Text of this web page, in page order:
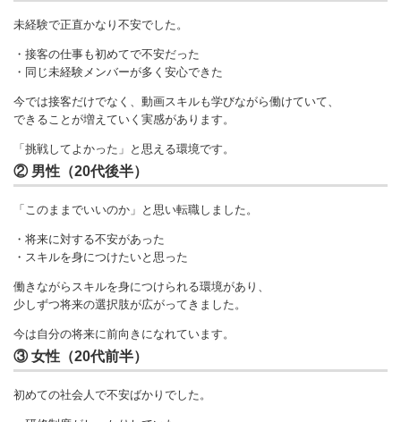
未経験で正直かなり不安でした。
・接客の仕事も初めてで不安だった
・同じ未経験メンバーが多く安心できた
今では接客だけでなく、動画スキルも学びながら働けていて、
できることが増えていく実感があります。
「挑戦してよかった」と思える環境です。
② 男性（20代後半）
「このままでいいのか」と思い転職しました。
・将来に対する不安があった
・スキルを身につけたいと思った
働きながらスキルを身につけられる環境があり、
少しずつ将来の選択肢が広がってきました。
今は自分の将来に前向きになれています。
③ 女性（20代前半）
初めての社会人で不安ばかりでした。